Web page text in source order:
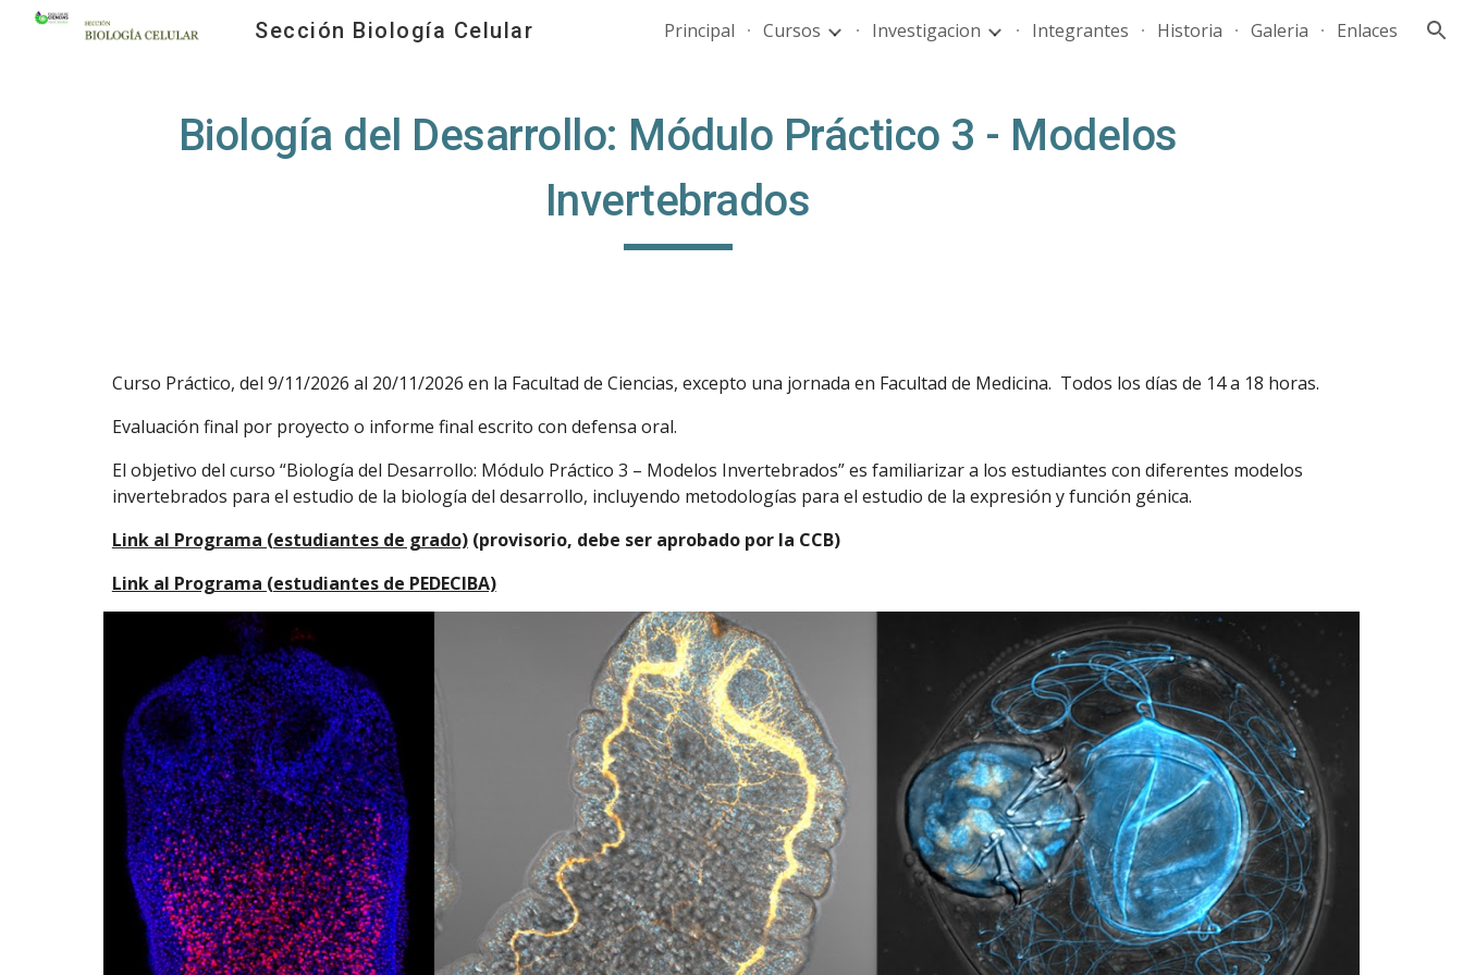
Skip to main content Skip to navigation
Sección Biología Celular Principal Cursos Investigacion Integrantes Historia Galeria Enlaces
Biología del Desarrollo: Módulo Práctico 3 - Modelos
Invertebrados
Curso Práctico, del 9/11/2026 al 20/11/2026 en la Facultad de Ciencias, excepto una jornada en Facultad de Medicina. Todos los días de 14 a 18 horas.
Evaluación final por proyecto o informe final escrito con defensa oral.
El objetivo del curso “Biología del Desarrollo: Módulo Práctico 3 – Modelos Invertebrados” es familiarizar a los estudiantes con diferentes modelos
invertebrados para el estudio de la biología del desarrollo, incluyendo metodologías para el estudio de la expresión y función génica.
Link al Programa (estudiantes de grado)(provisorio, debe ser aprobado por la CCB)
Link al Programa (estudiantes de PEDECIBA)